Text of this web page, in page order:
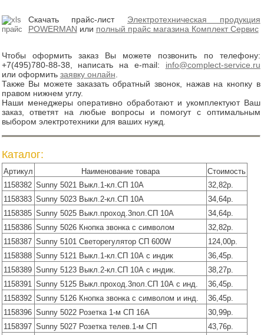
Скачать прайс-лист Электротехническая продукция
POWERMAN или полный прайс магазина Комплект Сервис
Чтобы оформить заказ Вы можете позвонить по телефону:
+7(495)780-88-38, написать на e-mail: info@complect-service.ru
или оформить заявку онлайн.
Также Вы можете заказать обратный звонок, нажав на кнопку в
правом нижнем углу.
Наши менеджеры оперативно обработают и укомплектуют Ваш
заказ, ответят на любые вопросы и помогут с оптимальным
выбором электротехники для ваших нужд.
Каталог:
Артикул Наименование товара
Стоимость
1158382 Sunny 5021 Выкл.1-кл.СП 10А
32,82р.
1158383 Sunny 5023 Выкл.2-кл.СП 10А
34,64р.
1158385 Sunny 5025 Выкл.проход.3пол.СП 10А
34,64р.
1158386 Sunny 5026 Кнопка звонка с символом
32,82р.
1158387 Sunny 5101 Светорегулятор СП 600W
124,00р.
1158388 Sunny 5121 Выкл.1-кл.СП 10А с индик
36,45р.
1158389 Sunny 5123 Выкл.2-кл.СП 10А с индик.
38,27р.
1158391
Sunny 5125 Выкл.проход.3пол.СП 10А с инд.
36,45р.
1158392 Sunny 5126 Кнопка звонка с символом и инд.
36,45р.
1158396 Sunny 5022 Розетка 1-м СП 16А
30,99р.
1158397 Sunny 5027 Розетка телев.1-м СП
43,76р.